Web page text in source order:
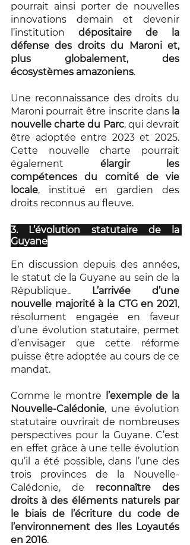
pourrait ainsi porter de nouvelles
innovations demain et devenir
l’institution dépositaire de la
défense des droits du Maroni et,
plus globalement, des
écosystèmes amazoniens.
Une reconnaissance des droits du
Maroni pourrait être inscrite dans la
nouvelle charte du Parc, qui devrait
être adoptée entre 2023 et 2025.
Cette nouvelle charte pourrait
également élargir les
compétences du comité de vie
locale, institué en gardien des
droits reconnus au fleuve.
3. L’évolution statutaire de la
Guyane
En discussion depuis des années,
le statut de la Guyane au sein de la
République..
L’arrivée d’une
nouvelle majorité à la CTG en 2021 ,
résolument engagée en faveur
d’une évolution statutaire, permet
d’envisager que cette réforme
puisse être adoptée au cours de ce
mandat.
Comme le montre
l’exemple de la
Nouvelle-Calédonie, une évolution
statutaire ouvrirait de nombreuses
perspectives pour la Guyane. C’est
en effet grâce à une telle évolution
qu’il a été possible, dans l’une des
trois provinces de la Nouvelle-
Calédonie, de reconnaître des
droits à des éléments naturels par
le biais de l’écriture du code de
l’environnement des Iles Loyautés
en 2016.